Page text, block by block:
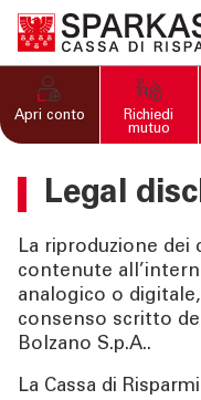
PRIVATI E
FAMIGLIE
SERVIZI IMPRESE
OLTRE LA BANCA
Apri conto
Richiedi
mutuo
Legal
La riproduzione dei
contenute
analogico o
consenso scritto
Bolzano S.p.A..
La Cassa di